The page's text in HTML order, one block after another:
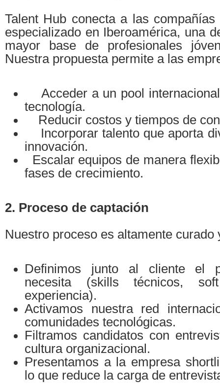
Talent Hub conecta a las
especializado en Iberoamérica, una
mayor base de profesionales
Nuestra propuesta permite a las
Acceder a un pool
tecnología.
Reducir costos y tiempos de
Incorporar talento que aporta
innovación.
Escalar equipos de manera
fases de crecimiento.
2. Proceso de captación
Nuestro proceso es altamente curado
Definimos junto al cliente el
necesita (skills técnicos,
experiencia).
Activamos nuestra red
comunidades tecnológicas.
Filtramos candidatos con
cultura organizacional.
Presentamos a la empresa
lo que reduce la carga de